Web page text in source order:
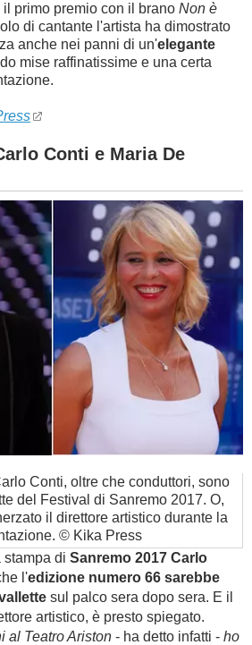
primo premio con il brano Non è
di cantante l'artista ha dimostrato
anche nei panni di un'elegante
mise raffinatissime e una certa
Conti e Maria De
Conti, oltre che conduttori, sono
del Festival di Sanremo 2017. O,
il direttore artistico durante la
© Kika Press
stampa di Sanremo 2017 Carlo
l'edizione numero 66 sarebbe
sul palco sera dopo sera. E il
artistico, è presto spiegato.
al Teatro Ariston - ha detto infatti - ho